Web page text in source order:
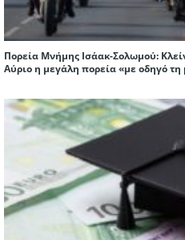
Πορεία Μνήμης Ισάακ-Σολωμού:
Αύριο η μεγάλη πορεία «με οδηγό